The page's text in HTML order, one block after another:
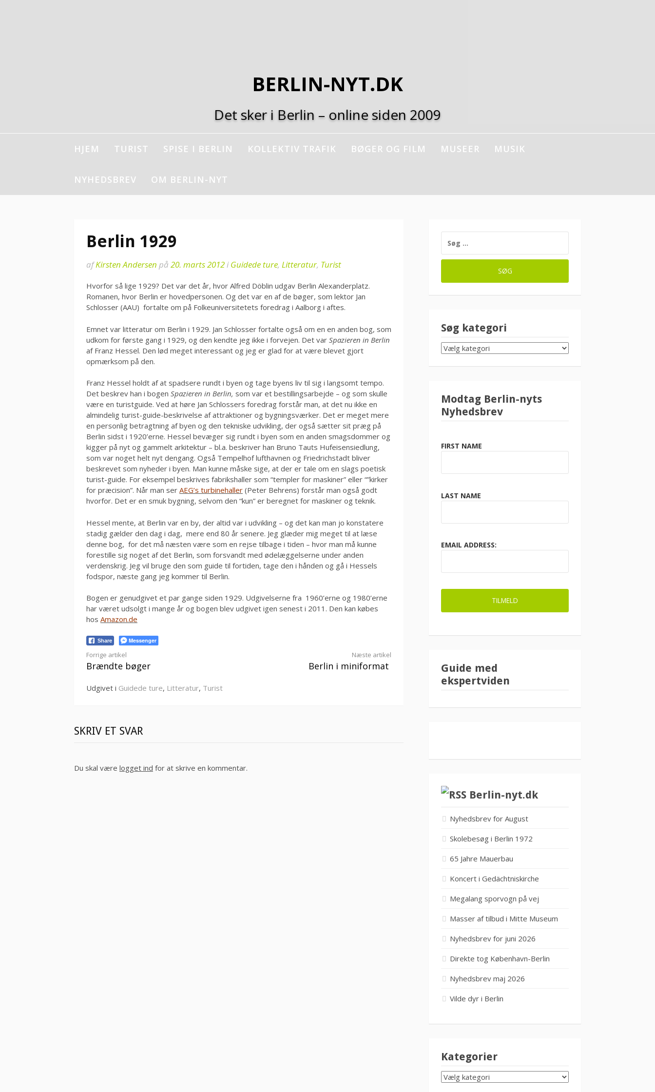
BERLIN-NYT.DK
Det sker i Berlin – online siden 2009
HJEM TURIST SPISE I BERLIN KOLLEKTIV TRAFIK BØGER OG FILM MUSEER MUSIK
NYHEDSBREV OM BERLIN-NYT
Berlin 1929
afKirsten Andersen på 20. marts 2012iGuidede ture, Litteratur, Turist
Hvorfor så lige 1929? Det var det år, hvor Alfred Döblin udgav Berlin Alexanderplatz.
Romanen, hvor Berlin er hovedpersonen. Og det var en af de bøger, som lektor Jan
Schlosser (AAU) fortalte om på Folkeuniversitetets foredrag i Aalborg i aftes.
Emnet var litteratur om Berlin i 1929. Jan Schlosser fortalte også om en en anden bog, som
udkom for første gang i 1929, og den kendte jeg ikke i forvejen. Det var Spazieren in Berlin
af Franz Hessel. Den lød meget interessant og jeg er glad for at være blevet gjort
opmærksom på den.
Franz Hessel holdt af at spadsere rundt i byen og tage byens liv til sig i langsomt tempo.
Det beskrev han i bogen Spazieren in Berlin, som var et bestillingsarbejde – og som skulle
være en turistguide. Ved at høre Jan Schlossers foredrag forstår man, at det nu ikke en
almindelig turist-guide-beskrivelse af attraktioner og bygningsværker. Det er meget mere
en personlig betragtning af byen og den tekniske udvikling, der også sætter sit præg på
Berlin sidst i 1920’erne. Hessel bevæger sig rundt i byen som en anden smagsdommer og
kigger på nyt og gammelt arkitektur – bl.a. beskriver han Bruno Tauts Hufeisensiedlung,
som var noget helt nyt dengang. Også Tempelhof lufthavnen og Friedrichstadt bliver
beskrevet som nyheder i byen. Man kunne måske sige, at der er tale om en slags poetisk
turist-guide. For eksempel beskrives fabrikshaller som “templer for maskiner” eller “”kirker
for præcision”. Når man ser AEG’s turbinehaller (Peter Behrens) forstår man også godt
hvorfor. Det er en smuk bygning, selvom den “kun” er beregnet for maskiner og teknik.
Hessel mente, at Berlin var en by, der altid var i udvikling – og det kan man jo konstatere
stadig gælder den dag i dag, mere end 80 år senere. Jeg glæder mig meget til at læse
denne bog, for det må næsten være som en rejse tilbage i tiden – hvor man må kunne
forestille sig noget af det Berlin, som forsvandt med ødelæggelserne under anden
verdenskrig. Jeg vil bruge den som guide til fortiden, tage den i hånden og gå i Hessels
fodspor, næste gang jeg kommer til Berlin.
Bogen er genudgivet et par gange siden 1929. Udgivelserne fra 1960’erne og 1980’erne
har været udsolgt i mange år og bogen blev udgivet igen senest i 2011. Den kan købes
hos Amazon.de
Share Messenger
Læs
Forrige artikel
Brændte bøger
Næste artikel
Berlin i miniformat
Udgivet i Guidede ture, Litteratur, Turist
SKRIV ET SVAR
Du skal være logget ind for at skrive en kommentar.
EFTER:
Søg kategori
SØG
KATEGORI
Modtag Berlin-nyts
Nyhedsbrev
FIRST NAME
LAST NAME
EMAIL ADDRESS:
Guide med
ekspertviden
Berlin-nyt.dk
Nyhedsbrev for August
Skolebesøg i Berlin 1972
65 Jahre Mauerbau
Koncert i Gedächtniskirche
Megalang sporvogn på vej
Masser af tilbud i Mitte Museum
Nyhedsbrev for juni 2026
Direkte tog København-Berlin
Nyhedsbrev maj 2026
Vilde dyr i Berlin
Kategorier
KATEGORIER